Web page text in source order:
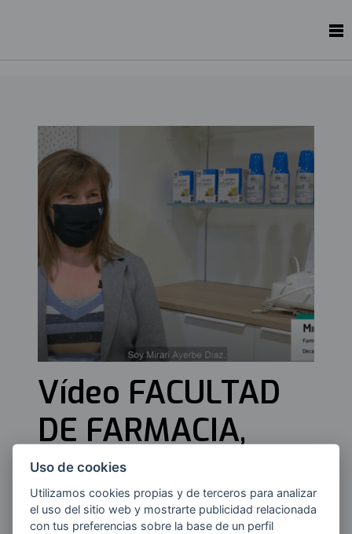
Vídeo FACULTAD
DE FARMACIA,
UPV/EHU
Vídeo realizado a Mirari Ayerbe,
Uso de cookies
Utilizamos cookies propias y de terceros para analizar
el uso del sitio web y mostrarte publicidad relacionada
con tus preferencias sobre la base de un perfil